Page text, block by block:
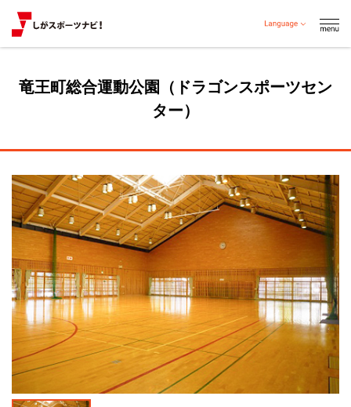
竜王町総合運動公園（ドラゴンスポーツセン
ター）